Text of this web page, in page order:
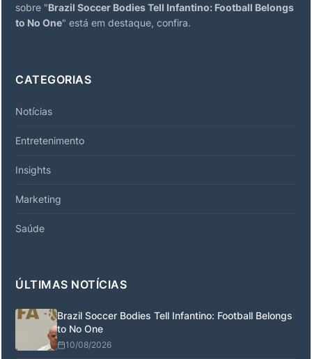
sobre "Brazil Soccer Bodies Tell Infantino: Football Belongs
to No One" está em destaque, confira.
CATEGORIAS
Notícias
Entretenimento
Insights
Marketing
Saúde
ÚLTIMAS NOTÍCIAS
Brazil Soccer Bodies Tell Infantino: Football Belongs
to No One
10/08/2026